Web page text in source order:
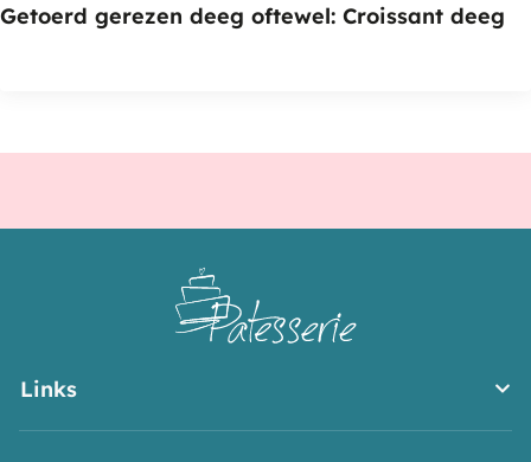
Getoerd gerezen deeg oftewel: Croissant deeg
Links